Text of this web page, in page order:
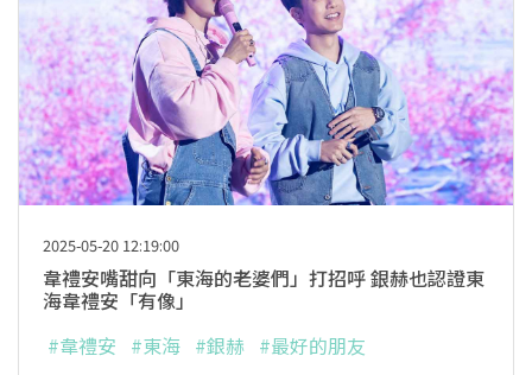
2025-05-20 12:19:00
韋禮安嘴甜向「東海的老婆們」打招呼 銀赫也認證東
海韋禮安「有像」
#韋禮安 #東海 #銀赫 #最好的朋友